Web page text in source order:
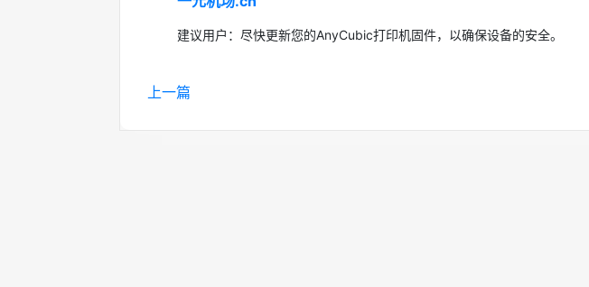
建议用户：尽快更新您的AnyCubic打印机固件，以确保设备的安全。
上一篇